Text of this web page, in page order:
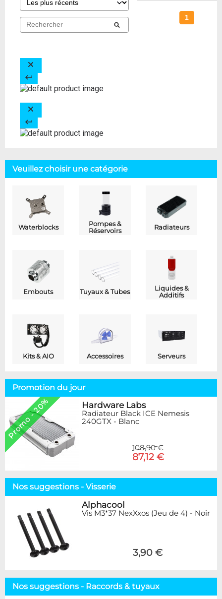
1
Veuillez choisir une catégorie
Waterblocks
Pompes &
Réservoirs
Radiateurs
Embouts Tuyaux & Tubes
Liquides &
Additifs
Kits & AIO Accessoires Serveurs
Promotion du jour
Promo - 20% Hardware Labs
Radiateur Black ICE Nemesis
240GTX - Blanc
108,90 €
87,12 €
Nos suggestions - Visserie
Alphacool
Vis M3*37 NexXxos (Jeu de 4) - Noir
3,90 €
Nos suggestions - Raccords & tuyaux